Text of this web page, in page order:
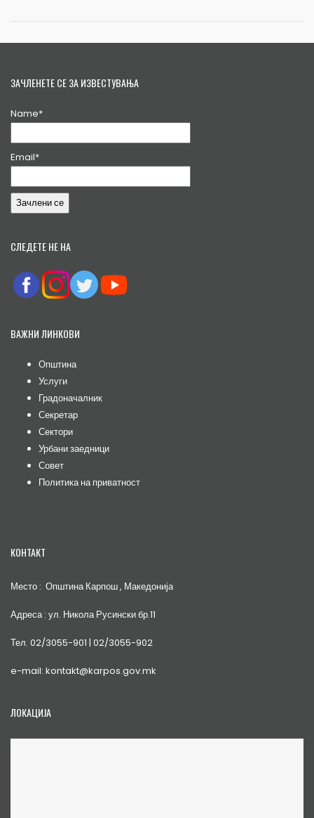
ЗАЧЛЕНЕТЕ СЕ ЗА ИЗВЕСТУВАЊА
Name*
Email*
СЛЕДЕТЕ НЕ НА
ВАЖНИ ЛИНКОВИ
Општина
Услуги
Градоначалник
Секретар
Сектори
Урбани заедници
Совет
Политика на приватност
КОНТАКТ
Место : Општина Карпош , Македонија
Адреса : ул. Никола Русински бр.11
Тел. 02/3055-901 | 02/3055-902
e-mail: kontakt@karpos.gov.mk
ЛОКАЦИЈА